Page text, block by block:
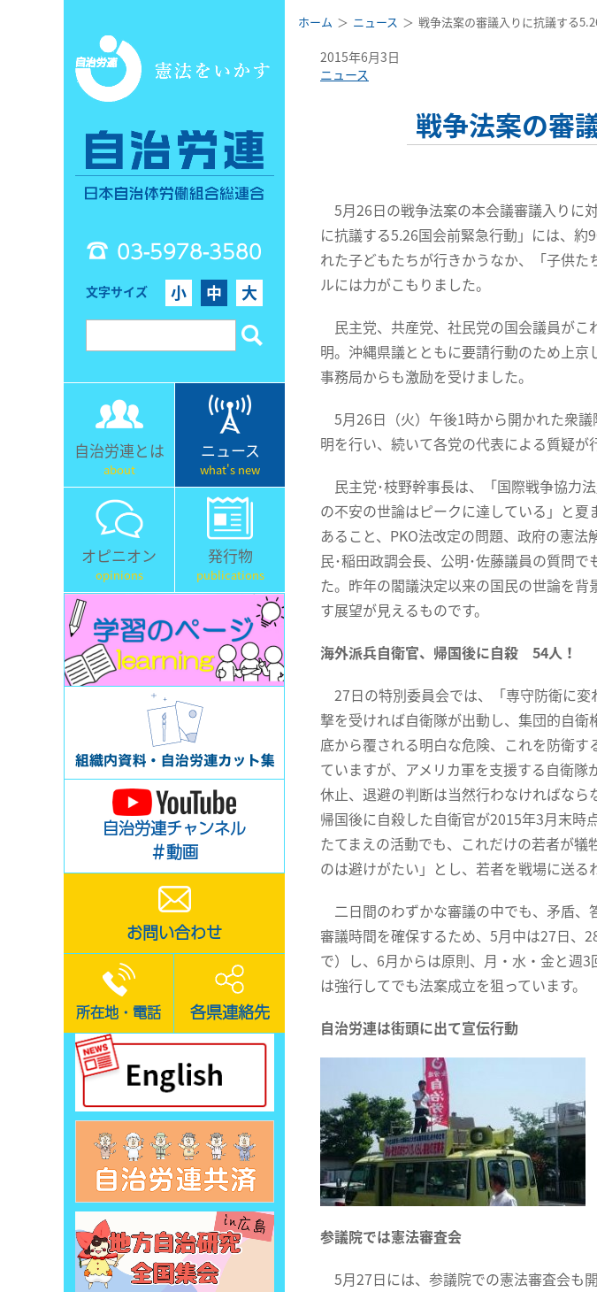
03-5978-3580
文字サイズ 小 中 大
自治労連とは
about
ニュース
what's new
オピニオン
opinions
発行物
publications
自治労連チャンネル
＃動画
お問い合わせ
所在地・電話 各県連絡先
ホーム ニュース 戦争法案の審議入りに抗議する
2015年6月3日
ニュース
戦争法案の審
5月26日の戦争法案の本会議審議入りに
に抗議する5.26国会前緊急行動」には、
れた子どもたちが行きかうなか、「子供
ルには力がこもりました。
民主党、共産党、社民党の国会議員がこ
明。沖縄県議とともに要請行動のため上
事務局からも激励を受けました。
5月26日（火）午後1時から開かれた衆
明を行い、続いて各党の代表による質疑が
民主党･枝野幹事長は、「国際戦争協力
の不安の世論はピークに達している」と
あること、PKO法改定の問題、政府の憲
民･稲田政調会長、公明･佐藤議員の質問
た。昨年の閣議決定以来の国民の世論を
す展望が見えるものです。
海外派兵自衛官、帰国後に自殺 54人！
27日の特別委員会では、「専守防衛に
撃を受ければ自衛隊が出動し、集団的自
底から覆される明白な危険、これを防衛
ていますが、アメリカ軍を支援する自衛
休止、退避の判断は当然行わなければなら
帰国後に自殺した自衛官が2015年3月末時
たてまえの活動でも、これだけの若者が
のは避けがたい」とし、若者を戦場に送る
二日間のわずかな審議の中でも、矛盾、
審議時間を確保するため、5月中は27日、
で）し、6月からは原則、月・水・金と週
は強行してでも法案成立を狙っています。
自治労連は街頭に出て宣伝行動
参議院では憲法審査会
5月27日には、参議院での憲法審査会も